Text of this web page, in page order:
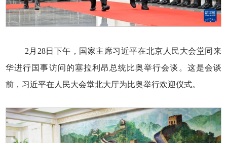
2月28日下午，国家主席习近平在北京人民大会堂同来
华进行国事访问的塞拉利昂总统比奥举行会谈。这是会谈
前，习近平在人民大会堂北大厅为比奥举行欢迎仪式。